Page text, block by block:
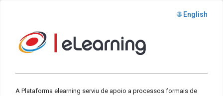
🌐 English
A Plataforma elearning serviu de apoio a processos formais de